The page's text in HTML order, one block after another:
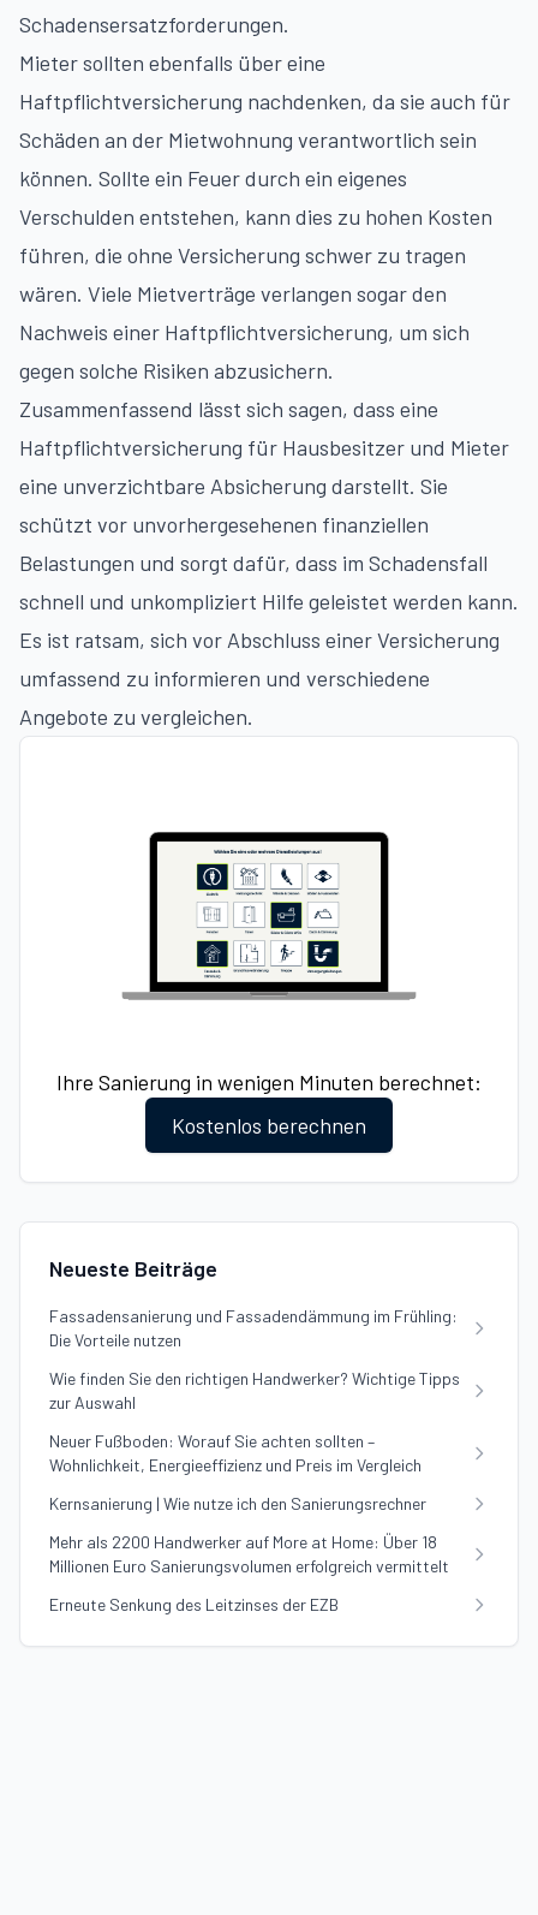
Schadensersatzforderungen.
Mieter sollten ebenfalls über eine
Haftpflichtversicherung nachdenken, da sie auch für
Schäden an der Mietwohnung verantwortlich sein
können. Sollte ein Feuer durch ein eigenes
Verschulden entstehen, kann dies zu hohen Kosten
führen, die ohne Versicherung schwer zu tragen
wären. Viele Mietverträge verlangen sogar den
Nachweis einer Haftpflichtversicherung, um sich
gegen solche Risiken abzusichern.
Zusammenfassend lässt sich sagen, dass eine
Haftpflichtversicherung für Hausbesitzer und Mieter
eine unverzichtbare Absicherung darstellt. Sie
schützt vor unvorhergesehenen finanziellen
Belastungen und sorgt dafür, dass im Schadensfall
schnell und unkompliziert Hilfe geleistet werden kann.
Es ist ratsam, sich vor Abschluss einer Versicherung
umfassend zu informieren und verschiedene
Angebote zu vergleichen.
Ihre Sanierung in wenigen Minuten berechnet:
Kostenlos berechnen
Neueste Beiträge
Fassadensanierung und Fassadendämmung im Frühling:
Die Vorteile nutzen
Wie finden Sie den richtigen Handwerker? Wichtige Tipps
zur Auswahl
Neuer Fußboden: Worauf Sie achten sollten –
Wohnlichkeit, Energieeffizienz und Preis im Vergleich
Kernsanierung | Wie nutze ich den Sanierungsrechner
Mehr als 2200 Handwerker auf More at Home: Über 18
Millionen Euro Sanierungsvolumen erfolgreich vermittelt
Erneute Senkung des Leitzinses der EZB